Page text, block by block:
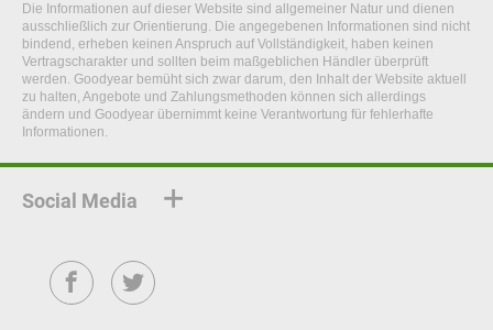
Die Informationen auf dieser Website sind allgemeiner Natur und dienen
ausschließlich zur Orientierung. Die angegebenen Informationen sind nicht
bindend, erheben keinen Anspruch auf Vollständigkeit, haben keinen
Vertragscharakter und sollten beim maßgeblichen Händler überprüft
werden. Goodyear bemüht sich zwar darum, den Inhalt der Website aktuell
zu halten, Angebote und Zahlungsmethoden können sich allerdings
ändern und Goodyear übernimmt keine Verantwortung für fehlerhafte
Informationen.
Social Media
FacebookTwitter